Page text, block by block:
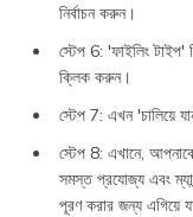
নির্বাচন করুন।
স্টেপ 6: 'ফাইলিং টাইপ'
ক্লিক করুন।
স্টেপ 7: এখন 'চালিয়ে
স্টেপ 8: এখানে,
সমস্ত প্রযোজ্য এবং
পূরণ করার জন্য এগিয়ে